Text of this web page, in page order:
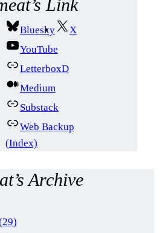
Link
Bluesky
X
YouTube
LetterboxD
Medium
Substack
Web Backup
(Index)
Archive